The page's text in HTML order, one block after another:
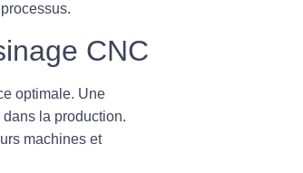
CNC
optimale. Une
la production.
machines et